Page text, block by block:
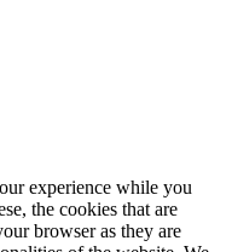
experience while you
the cookies that are
browser as they are